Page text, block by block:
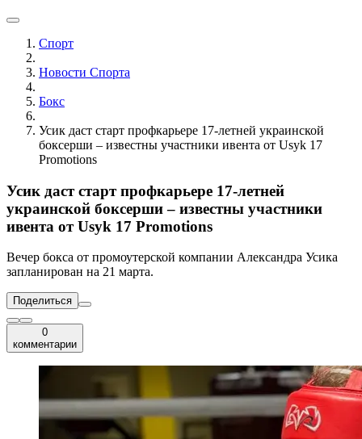
Спорт
Новости Cпорта
Бокс
Усик даст старт профкарьере 17-летней украинской
боксерши – известны участники ивента от Usyk 17
Promotions
Усик даст старт профкарьере 17-летней
украинской боксерши – известны участники
ивента от Usyk 17 Promotions
Вечер бокса от промоутерской компании Александра Усика
запланирован на 21 марта.
Поделиться
0
комментарии